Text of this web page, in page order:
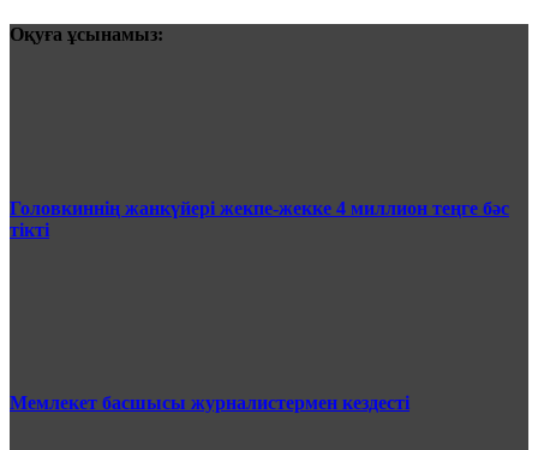
Оқуға ұсынамыз:
Головкиннің жанкүйері жекпе-жекке 4 миллион теңге бәс
тікті
Мемлекет басшысы журналистермен кездесті